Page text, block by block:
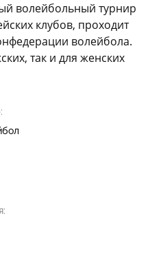
волейбольный турнир
клубов, проходит
волейбола.
так и для женских